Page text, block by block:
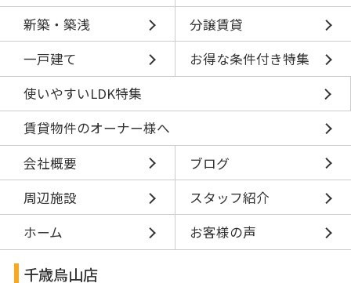
新築・築浅
分譲賃貸
一戸建て
お得な条件付き特集
使いやすいLDK特集
賃貸物件のオーナー様へ
会社概要
ブログ
周辺施設
スタッフ紹介
ホーム
お客様の声
千歳烏山店